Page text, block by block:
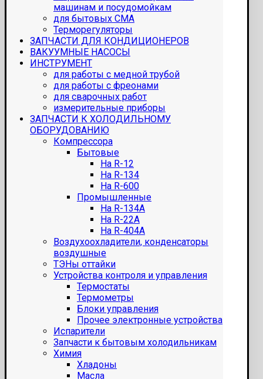
машинам и посудомойкам
для бытовых СМА
Терморегуляторы
ЗАПЧАСТИ ДЛЯ КОНДИЦИОНЕРОВ
ВАКУУМНЫЕ НАСОСЫ
ИНСТРУМЕНТ
для работы с медной трубой
для работы с фреонами
для сварочных работ
измерительные приборы
ЗАПЧАСТИ К ХОЛОДИЛЬНОМУ
ОБОРУДОВАНИЮ
Компрессора
Бытовые
На R-12
На R-134
На R-600
Промышленные
На R-134A
На R-22A
На R-404A
Воздухоохладители, конденсаторы
воздушные
ТЭНы оттайки
Устройства контроля и управления
Термостаты
Термометры
Блоки управления
Прочее электронные устройства
Испарители
Запчасти к бытовым холодильникам
Химия
Хладоны
Масла